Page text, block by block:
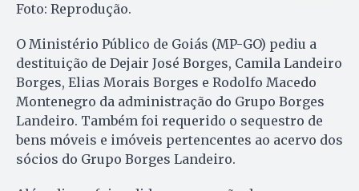
Foto: Reprodução.
O Ministério Público de Goiás (MP-GO) pediu a
destituição de Dejair José Borges, Camila Landeiro
Borges, Elias Morais Borges e Rodolfo Macedo
Montenegro da administração do Grupo Borges
Landeiro. Também foi requerido o sequestro de
bens móveis e imóveis pertencentes ao acervo dos
sócios do Grupo Borges Landeiro.